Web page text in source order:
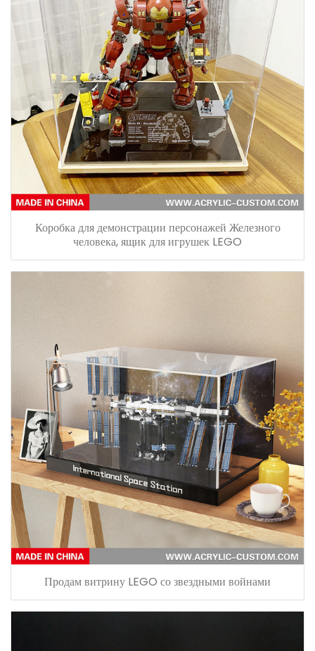
Коробка для демонстрации персонажей Железного
человека, ящик для игрушек LEGO
Продам витрину LEGO со звездными войнами